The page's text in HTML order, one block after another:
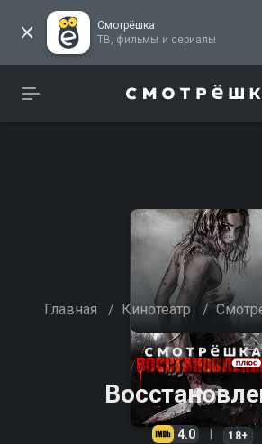
Смотрёшка
ТВ, фильмы и сериалы
Главная / Кинотеатр /
4.0 18+